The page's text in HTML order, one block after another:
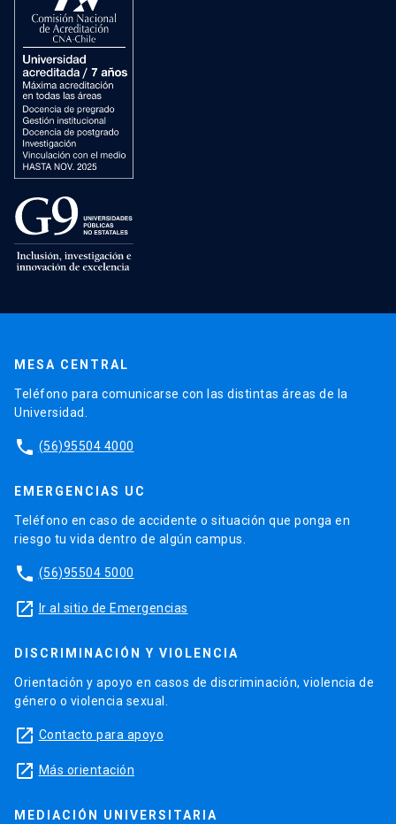
MESA CENTRAL
Teléfono para comunicarse con las distintas áreas de la
Universidad.
phone (56)95504 4000
EMERGENCIAS UC
Teléfono en caso de accidente o situación que ponga en
riesgo tu vida dentro de algún campus.
phone (56)95504 5000
launch Ir al sitio de Emergencias
DISCRIMINACIÓN Y VIOLENCIA
Orientación y apoyo en casos de discriminación, violencia de
género o violencia sexual.
launch Contacto para apoyo
launch Más orientación
MEDIACIÓN UNIVERSITARIA